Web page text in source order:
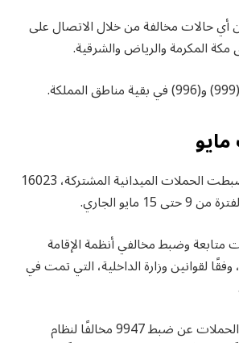
أي حالات مخالفة من خلال الاتصال على
وفي مايو الماضي، ضبطت الحملات الميدانية المشتركة، 16023
مايو الجاري.
متابعة وضبط مخالفي أنظمة الإقامة
لقوانين وزارة الداخلية، التي تمت في
وأسفرت حينها تلك الحملات عن ضبط 9947 مخالفًا لنظام